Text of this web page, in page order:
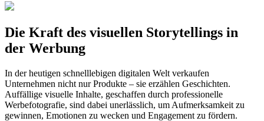
Die Kraft des visuellen Storytellings in
der Werbung
In der heutigen schnelllebigen digitalen Welt verkaufen
Unternehmen nicht nur Produkte – sie erzählen Geschichten.
Auffällige visuelle Inhalte, geschaffen durch professionelle
Werbefotografie, sind dabei unerlässlich, um Aufmerksamkeit zu
gewinnen, Emotionen zu wecken und Engagement zu fördern.